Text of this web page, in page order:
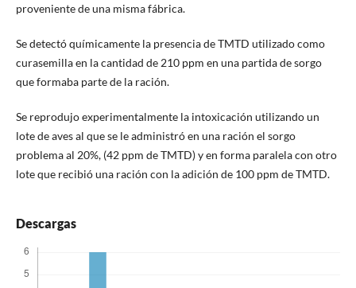
proveniente de una misma fábrica.
Se detectó químicamente la presencia de TMTD utilizado como
curasemilla en la cantidad de 210 ppm en una partida de sorgo
que formaba parte de la ración.
Se reprodujo experimentalmente la intoxicación utilizando un
lote de aves al que se le administró en una ración el sorgo
problema al 20%, (42 ppm de TMTD) y en forma paralela con otro
lote que recibió una ración con la adición de 100 ppm de TMTD.
Descargas